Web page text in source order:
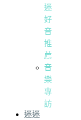
迷
好
音
推
薦
音
樂
專
訪
迷迷